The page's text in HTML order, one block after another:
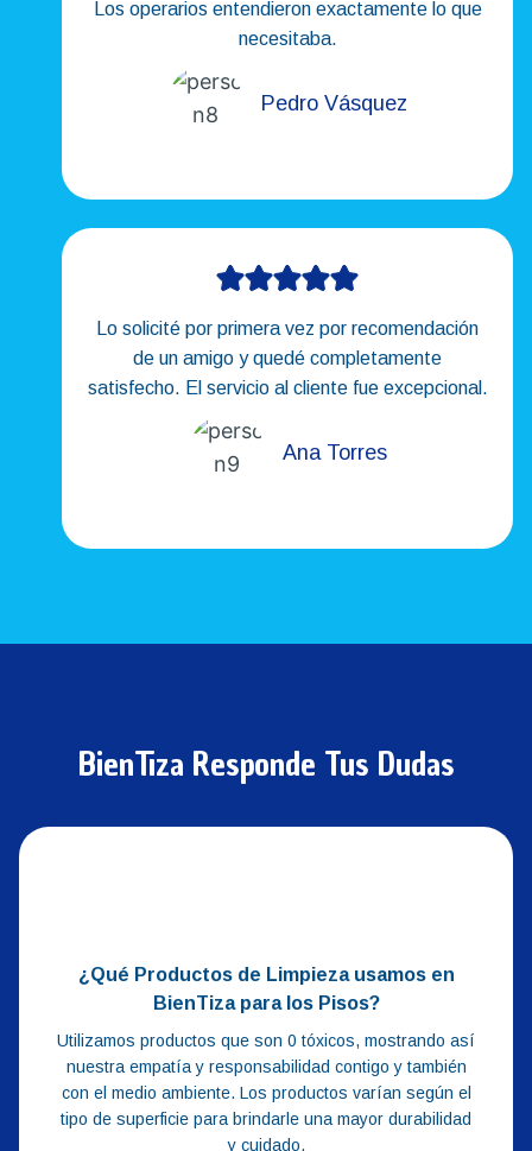
Los operarios entendieron exactamente lo que
necesitaba.
Pedro Vásquez
Lo solicité por primera vez por recomendación
de un amigo y quedé completamente
satisfecho. El servicio al cliente fue excepcional.
Ana Torres
BienTiza Responde Tus Dudas
¿Qué Productos de Limpieza usamos en
BienTiza para los Pisos?
Utilizamos productos que son 0 tóxicos, mostrando así
nuestra empatía y responsabilidad contigo y también
con el medio ambiente. Los productos varían según el
tipo de superficie para brindarle una mayor durabilidad
y cuidado.